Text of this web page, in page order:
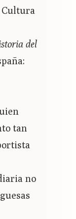
Cultura
del
tan
no